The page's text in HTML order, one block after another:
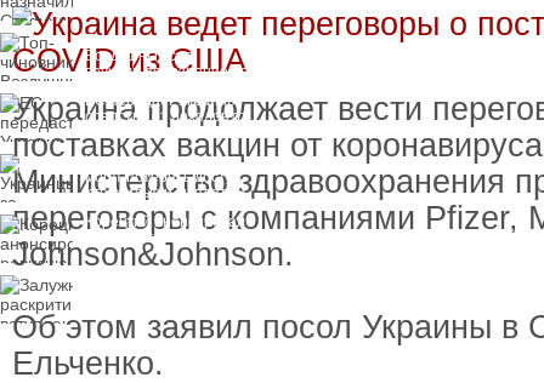
Топ-чиновнику
Воздушных сил
вручили подозрение по
1 млрд гривен
ЕС передаст Украине
средства от доходов от
замороженных активов
России
Украинцы за рубежом
могут потерять доступ
к госжилью и выплатам
Корецкий анонсировал
ревизию госбюджета
НАТО и предлагает
Украина продолжает вести
поставках вакцин от
Министерство здравоохранения
переговоры с компаниями Pfizer,
Johnson&Johnson.
Об этом заявил посол Украины
Ельченко.